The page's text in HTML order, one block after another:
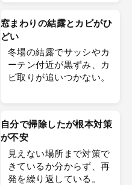
窓まわりの結露とカビがひ
どい
冬場の結露でサッシやカ
ーテン付近が黒ずみ、カ
ビ取りが追いつかない。
自分で掃除したが根本対策
が不安
見えない場所まで対策で
きているか分からず、再
発を繰り返している。